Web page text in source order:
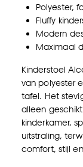
Polyester,
Fluffy
Modern
Maximaal
Kinderstoel
van polyester
tafel. Het
alleen
kinderkamer,
uitstraling,
comfort, stijl